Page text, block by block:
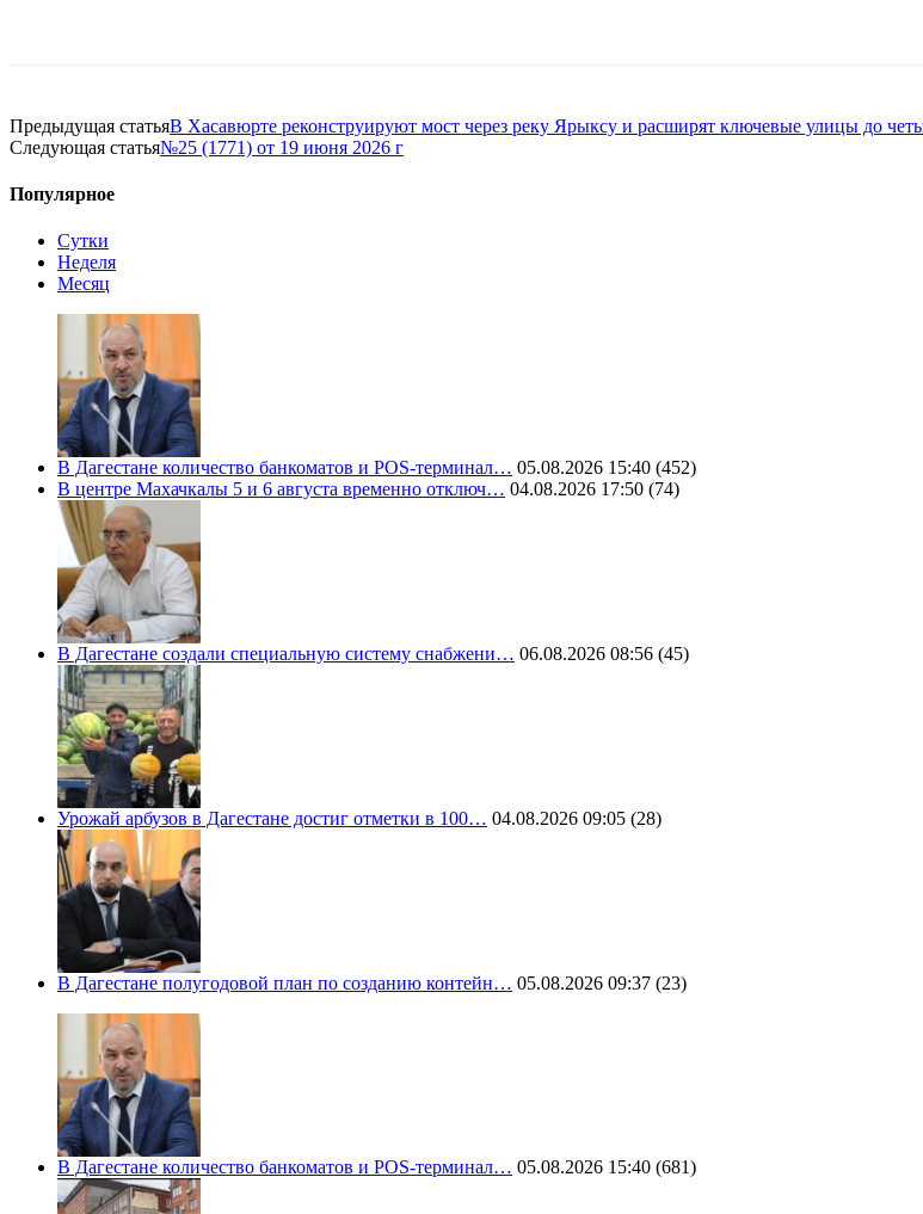
Предыдущая статьяВ Хасавюрте реконструируют мост через реку Ярыксу и расширят ключевые улицы до
Следующая статья№25 (1771) от 19 июня 2026 г
Популярное
Сутки
Неделя
Месяц
В Дагестане количество банкоматов и POS-терминал… 05.08.2026 15:40 (452)
В центре Махачкалы 5 и 6 августа временно отключ… 04.08.2026 17:50 (74)
В Дагестане создали специальную систему снабжени… 06.08.2026 08:56 (45)
Урожай арбузов в Дагестане достиг отметки в 100… 04.08.2026 09:05 (28)
В Дагестане полугодовой план по созданию контейн… 05.08.2026 09:37 (23)
В Дагестане количество банкоматов и POS-терминал… 05.08.2026 15:40 (681)